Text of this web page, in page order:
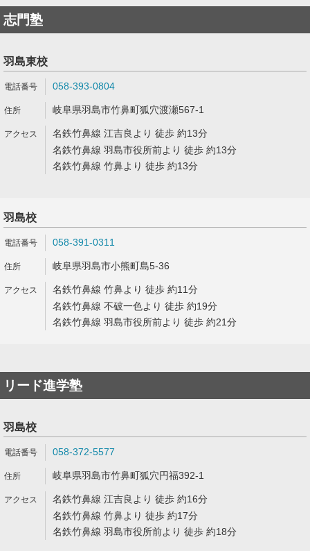
志門塾
羽島東校
058-393-0804
岐阜県羽島市竹鼻町狐穴渡瀬567-1
名鉄竹鼻線 江吉良より 徒歩 約13分
名鉄竹鼻線 羽島市役所前より 徒歩 約13分
名鉄竹鼻線 竹鼻より 徒歩 約13分
羽島校
058-391-0311
岐阜県羽島市小熊町島5-36
名鉄竹鼻線 竹鼻より 徒歩 約11分
名鉄竹鼻線 不破一色より 徒歩 約19分
名鉄竹鼻線 羽島市役所前より 徒歩 約21分
リード進学塾
羽島校
058-372-5577
岐阜県羽島市竹鼻町狐穴円福392-1
名鉄竹鼻線 江吉良より 徒歩 約16分
名鉄竹鼻線 竹鼻より 徒歩 約17分
名鉄竹鼻線 羽島市役所前より 徒歩 約18分